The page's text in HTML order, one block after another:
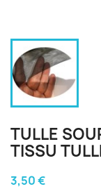
TULLE
TISSU
3,50 €